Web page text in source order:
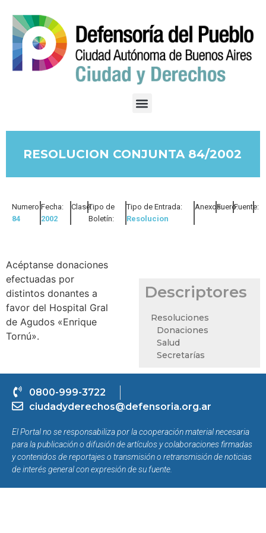
RESOLUCION CONJUNTA 84/2002
Numero:
84
Fecha:
2002
Clase:Tipo de
Boletín:
Tipo de Entrada:
Resolucion
Anexos:Fuero:Fuente:
Acéptanse donaciones
efectuadas por
distintos donantes a
favor del Hospital Gral
de Agudos «Enrique
Tornú».
Descriptores
Resoluciones
Donaciones
Salud
Secretarías
0800-999-3722
ciudadyderechos@defensoria.org.ar
El Portal no se responsabiliza por la cooperación material necesaria
para la publicación o difusión de artículos y colaboraciones firmadas
y contenidos de reportajes o transmisión o retransmisión de noticias
de interés general con expresión de su fuente.